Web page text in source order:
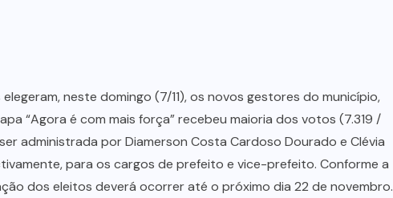
neste domingo (7/11), os novos gestores do município,
“Agora é com mais força” recebeu maioria dos votos (7.319 /
administrada por Diamerson Costa Cardoso Dourado e Clévia
para os cargos de prefeito e vice-prefeito. Conforme a
dos eleitos deverá ocorrer até o próximo dia 22 de novembro.